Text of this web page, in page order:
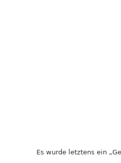
Es wurde letztens ein